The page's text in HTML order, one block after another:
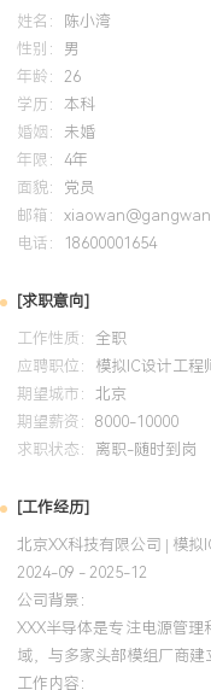
片成功率提升至XXX%
式，能有效指导版图实
为标准。个人特质：逻
源，能适应快节奏的芯
培训经历
2024-09 -2025-12
配及可靠性考虑。将所
保证XXXmA负载能力
段。
姓名：
陈小湾
性别： 男
年龄： 26
学历： 本科
婚姻： 未婚
年限： 4年
面貌： 党员
邮箱：
电话：
18600001654
[求职意向]
工作性质： 全职
应聘职位： 模拟IC设计工程
期望城市： 北京
期望薪资： 8000-10000
求职状态： 离职-随时到岗
[工作经历]
北京XX科技有限公司 | 模拟
2024-09 - 2025-12
公司背景：
XXX半导体是专注电源管
域，与多家头部模组厂商建
工作内容：